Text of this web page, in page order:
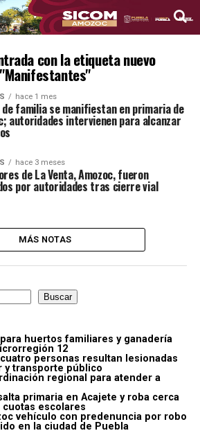
con la etiqueta nuevo
"Manifestantes"
hace 1 mes
de familia se manifiestan en primaria de
autoridades intervienen para alcanzar
hace 3 meses
de La Venta, Amozoc, fueron
por autoridades tras cierre vial
MÁS NOTAS
Buscar
huertos familiares y ganadería
12
personas resultan lesionadas
y transporte público
regional para atender a
primaria en Acajete y roba cerca
cuotas escolares
vehículo con predenuncia por robo
en la ciudad de Puebla